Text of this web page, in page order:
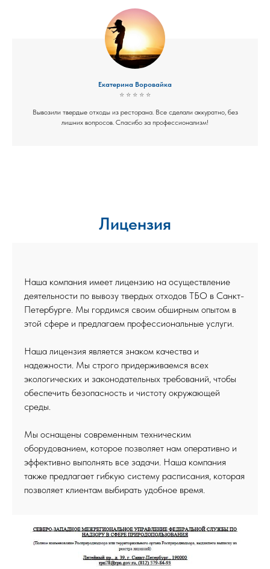
Екатерина Воровайка
⭐ ⭐ ⭐ ⭐ ⭐
Вывозили твердые отходы из ресторана. Все сделали аккуратно, без
лишних вопросов. Спасибо за профессионализм!
Лицензия
Наша компания имеет лицензию на осуществление
деятельности по вывозу твердых отходов ТБО в Санкт-
Петербурге. Мы гордимся своим обширным опытом в
этой сфере и предлагаем профессиональные услуги.
Наша лицензия является знаком качества и
надежности. Мы строго придерживаемся всех
экологических и законодательных требований, чтобы
обеспечить безопасность и чистоту окружающей
среды.
Мы оснащены современным техническим
оборудованием, которое позволяет нам оперативно и
эффективно выполнять все задачи. Наша компания
также предлагает гибкую систему расписания, которая
позволяет клиентам выбирать удобное время.